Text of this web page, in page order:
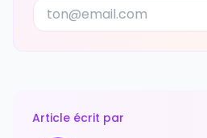
Article écrit par